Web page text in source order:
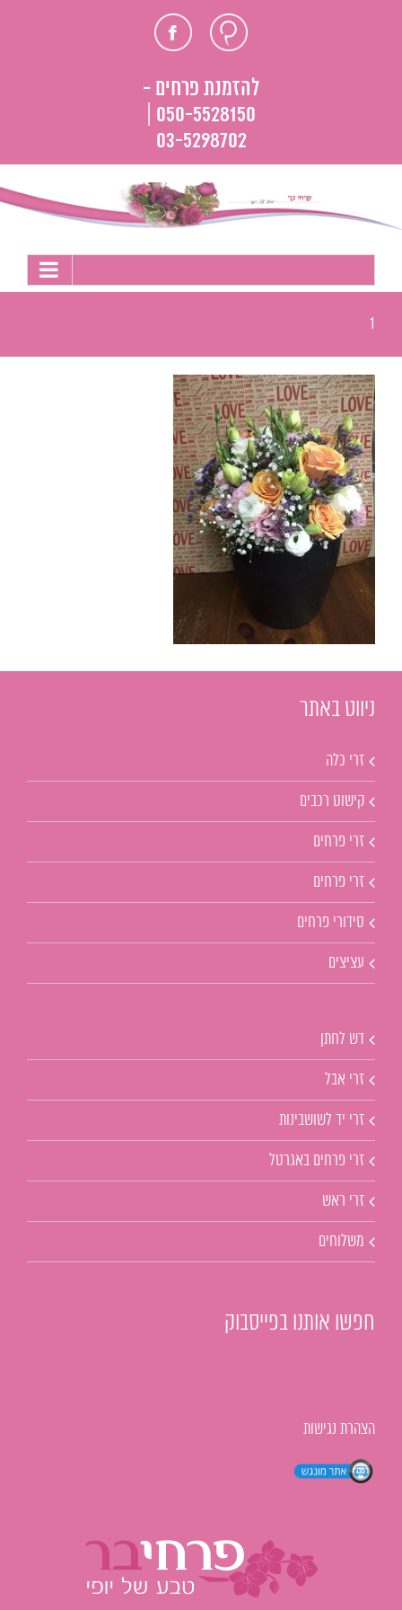
חוות פייסבוק
להזמנת פרחים -
050-5528150 |
03-5298702
1
ניווט באתר
זרי כלה
קישוט רכבים
זרי פרחים
זרי פרחים
סידורי פרחים
עציצים
דש לחתן
זרי אבל
זרי יד לשושבינות
זרי פרחים באגרטל
זרי ראש
משלוחים
חפשו אותנו בפייסבוק
הצהרת נגישות